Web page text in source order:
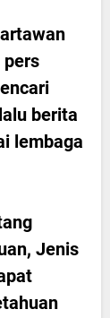
berita
lembaga
Jenis